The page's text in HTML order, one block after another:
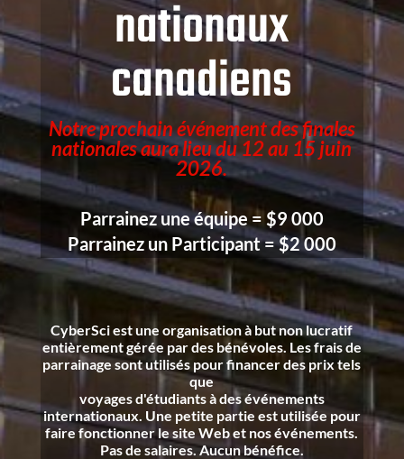
nationaux
canadiens
Notre prochain événement des finales
nationales aura lieu du 12 au 15 juin
2026.
Parrainez une équipe = $9 000
Parrainez un Participant = $2 000
CyberSci est une organisation à but non lucratif
entièrement gérée par des bénévoles. Les frais de
parrainage sont utilisés pourfinancer des prix tels
que
voyages d'étudiants à des événements
internationaux. Une petite partie est utilisée pour
faire fonctionner le site Web et nos événements.
Pas de salaires. Aucun bénéfice.